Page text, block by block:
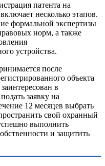
патента на
несколько этапов.
формальной экспертизы
норм, а также
устройства.
после
объекта
в
заявку на
12 месяцев выбрать
свой охранный
выполнить
и защитить